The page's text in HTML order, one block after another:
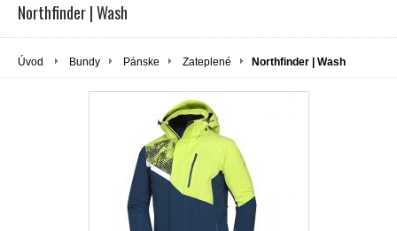
Northfinder | Wash
Úvod Bundy Pánske Zateplené Northfinder | Wash